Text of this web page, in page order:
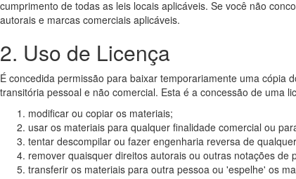
cumprimento de todas as leis locais aplicáveis. Se você não
autorais e marcas comerciais aplicáveis.
2. Uso de Licença
É concedida permissão para baixar temporariamente uma cópia
transitória pessoal e não comercial. Esta é a concessão de uma
modificar ou copiar os materiais;
usar os materiais para qualquer finalidade comercial ou
tentar descompilar ou fazer engenharia reversa de
remover quaisquer direitos autorais ou outras notações de
transferir os materiais para outra pessoa ou 'espelhe' os